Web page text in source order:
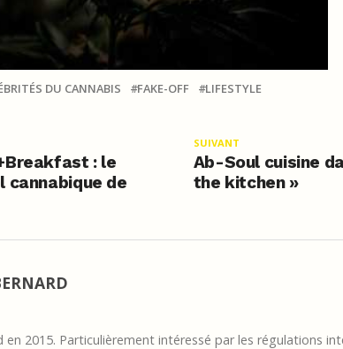
DU CANNABIS FAKE-OFF LIFESTYLE
SUIVANT
Ab-Soul cuisine
the kitchen »
: le
cannabique de
en 2015. Particulièrement intéressé par les régulations